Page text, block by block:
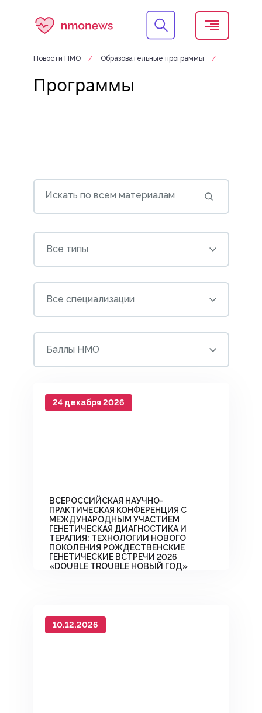
Новости НМО / Образовательные программы /
Программы
Искать по всем материалам
Все типы
Все специализации
Баллы НМО
24 декабря 2026
ВСЕРОССИЙСКАЯ НАУЧНО-
ПРАКТИЧЕСКАЯ КОНФЕРЕНЦИЯ С
МЕЖДУНАРОДНЫМ УЧАСТИЕМ
ГЕНЕТИЧЕСКАЯ ДИАГНОСТИКА И
ТЕРАПИЯ: ТЕХНОЛОГИИ НОВОГО
ПОКОЛЕНИЯ РОЖДЕСТВЕНСКИЕ
ГЕНЕТИЧЕСКИЕ ВСТРЕЧИ 2026
«DOUBLE TROUBLE НОВЫЙ ГОД»
10.12.2026